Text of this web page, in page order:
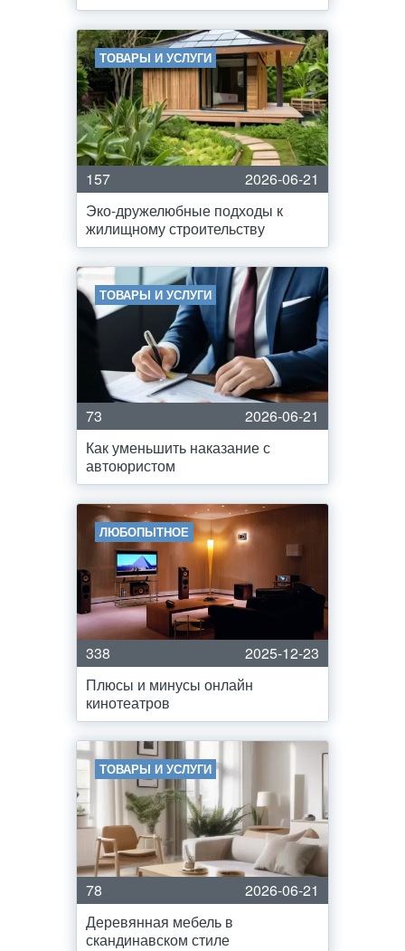
ТОВАРЫ И УСЛУГИ
157
2026-06-21
Эко-дружелюбные подходы к
жилищному строительству
ТОВАРЫ И УСЛУГИ
73
2026-06-21
Как уменьшить наказание с
автоюристом
ЛЮБОПЫТНОЕ
338
2025-12-23
Плюсы и минусы онлайн
кинотеатров
ТОВАРЫ И УСЛУГИ
78
2026-06-21
Деревянная мебель в
скандинавском стиле